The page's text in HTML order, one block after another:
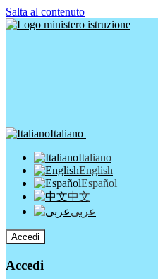
Salta al contenuto
Italiano
Italiano
English
Español
中文
عربى
Accedi
Accedi